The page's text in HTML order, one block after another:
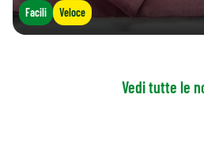
Facili Veloce
Vedi tutte le